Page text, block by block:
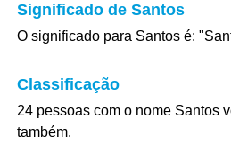
Significado de Santos
O significado para Santos é:
Classificação
24 pessoas com o nome Santos
também.